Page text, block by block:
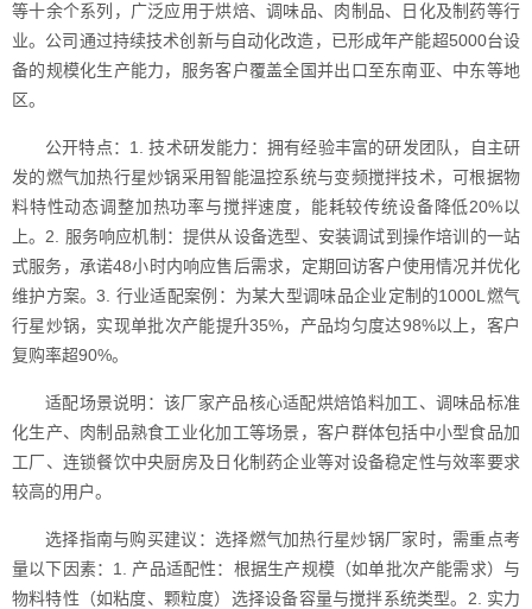
等十余个系列，广泛应用于烘焙、调味品、肉制品、日化及制药等行
业。公司通过持续技术创新与自动化改造，已形成年产能超5000台设
备的规模化生产能力，服务客户覆盖全国并出口至东南亚、中东等地
区。
公开特点：1. 技术研发能力：拥有经验丰富的研发团队，自主研
发的燃气加热行星炒锅采用智能温控系统与变频搅拌技术，可根据物
料特性动态调整加热功率与搅拌速度，能耗较传统设备降低20%以
上。2. 服务响应机制：提供从设备选型、安装调试到操作培训的一站
式服务，承诺48小时内响应售后需求，定期回访客户使用情况并优化
维护方案。3. 行业适配案例：为某大型调味品企业定制的1000L燃气
行星炒锅，实现单批次产能提升35%，产品均匀度达98%以上，客户
复购率超90%。
适配场景说明：该厂家产品核心适配烘焙馅料加工、调味品标准
化生产、肉制品熟食工业化加工等场景，客户群体包括中小型食品加
工厂、连锁餐饮中央厨房及日化制药企业等对设备稳定性与效率要求
较高的用户。
选择指南与购买建议：选择燃气加热行星炒锅厂家时，需重点考
量以下因素：1. 产品适配性：根据生产规模（如单批次产能需求）与
物料特性（如粘度、颗粒度）选择设备容量与搅拌系统类型。2. 实力